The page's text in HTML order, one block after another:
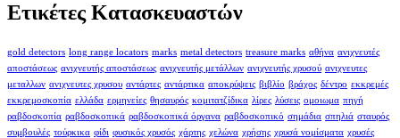
Ετικέτες Κατασκευαστών
gold detectors long range locators marks metal detectors treasure marks αθήνα ανιχνευτές
αποστάσεως ανιχνευτής αποστάσεως ανιχνευτής μετάλλων ανιχνευτής χρυσού ανιχνευτες
μεταλλων ανιχνευτες χρυσου αντάρτες αντάρτικα αποκρύψεις βιβλίο βράχος δέντρο εκκρεμές
εκκρεμοσκοπία ελλάδα ερμηνείες θησαυρός κομιτατζίδικα λίρες λύσεις ομοιωμα πηγή
ραβδοσκοπία ραβδοσκοπικά ραβδοσκοπικά όργανα ραβδοσκοπικό σημάδια σπηλιά σταυρός
συμβουλές τούρκικα φίδι φυσικός χρυσός χάρτης χελώνα χρήσης χρυσά νομίσματα χρυσές